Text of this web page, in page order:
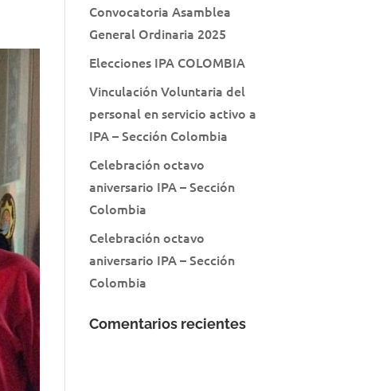
Convocatoria Asamblea
General Ordinaria 2025
Elecciones IPA COLOMBIA
Vinculación Voluntaria del
personal en servicio activo a
IPA – Sección Colombia
Celebración octavo
aniversario IPA – Sección
Colombia
Celebración octavo
aniversario IPA – Sección
Colombia
Comentarios recientes